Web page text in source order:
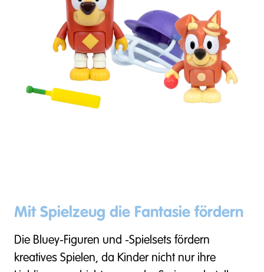
Mit Spielzeug die Fantasie fördern
Die Bluey-Figuren und -Spielsets fördern
kreatives Spielen, da Kinder nicht nur ihre